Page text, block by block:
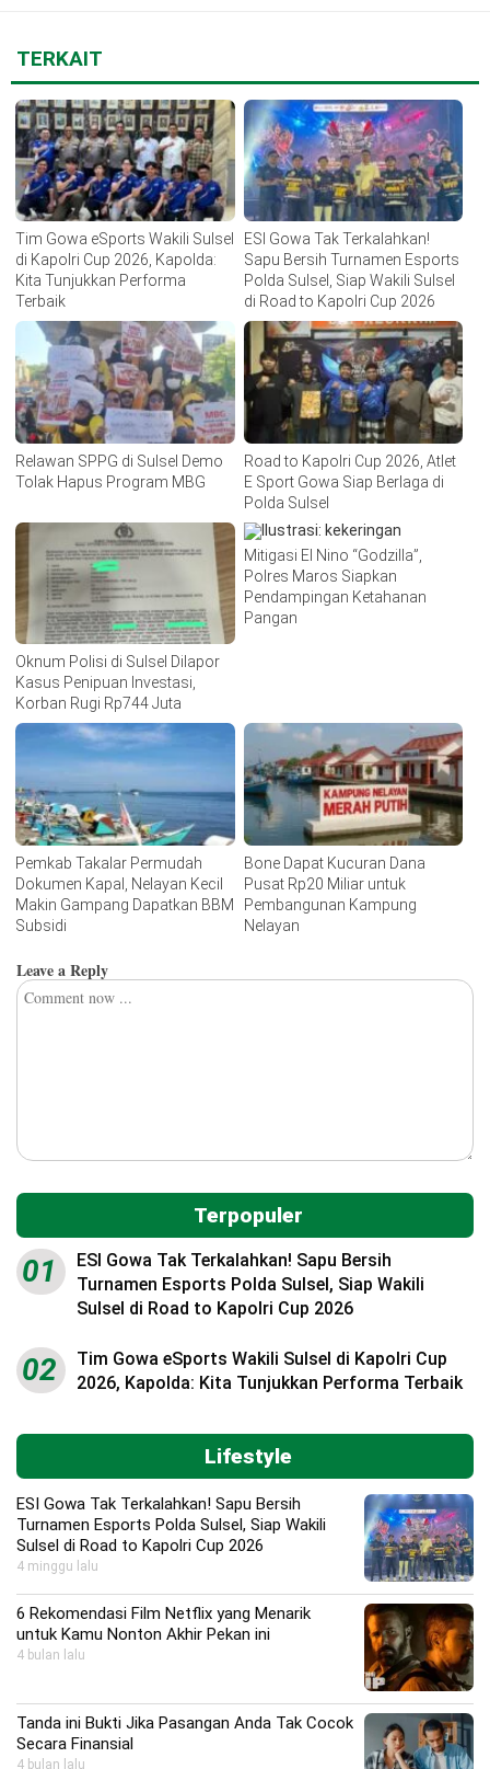
TERKAIT
Tim Gowa eSports Wakili Sulsel
di Kapolri Cup 2026, Kapolda:
Kita Tunjukkan Performa
Terbaik
ESI Gowa Tak Terkalahkan!
Sapu Bersih Turnamen Esports
Polda Sulsel, Siap Wakili Sulsel
di Road to Kapolri Cup 2026
Relawan SPPG di Sulsel Demo
Tolak Hapus Program MBG
Road to Kapolri Cup 2026, Atlet
E Sport Gowa Siap Berlaga di
Polda Sulsel
Oknum Polisi di Sulsel Dilapor
Kasus Penipuan Investasi,
Korban Rugi Rp744 Juta
Mitigasi El Nino “Godzilla”,
Polres Maros Siapkan
Pendampingan Ketahanan
Pangan
Pemkab Takalar Permudah
Dokumen Kapal, Nelayan Kecil
Makin Gampang Dapatkan BBM
Subsidi
Bone Dapat Kucuran Dana
Pusat Rp20 Miliar untuk
Pembangunan Kampung
Nelayan
Leave a Reply
Terpopuler
01
ESI Gowa Tak Terkalahkan! Sapu Bersih
Turnamen Esports Polda Sulsel, Siap Wakili
Sulsel di Road to Kapolri Cup 2026
02
Tim Gowa eSports Wakili Sulsel di Kapolri Cup
2026, Kapolda: Kita Tunjukkan Performa Terbaik
Lifestyle
ESI Gowa Tak Terkalahkan! Sapu Bersih
Turnamen Esports Polda Sulsel, Siap Wakili
Sulsel di Road to Kapolri Cup 2026
4 minggu lalu
6 Rekomendasi Film Netflix yang Menarik
untuk Kamu Nonton Akhir Pekan ini
4 bulan lalu
Tanda ini Bukti Jika Pasangan Anda Tak Cocok
Secara Finansial
4 bulan lalu